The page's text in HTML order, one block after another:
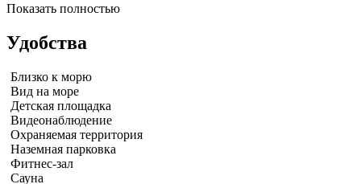
Показать полностью
Удобства
Близко к морю
Вид на море
Детская площадка
Видеонаблюдение
Охраняемая территория
Наземная парковка
Фитнес-зал
Сауна